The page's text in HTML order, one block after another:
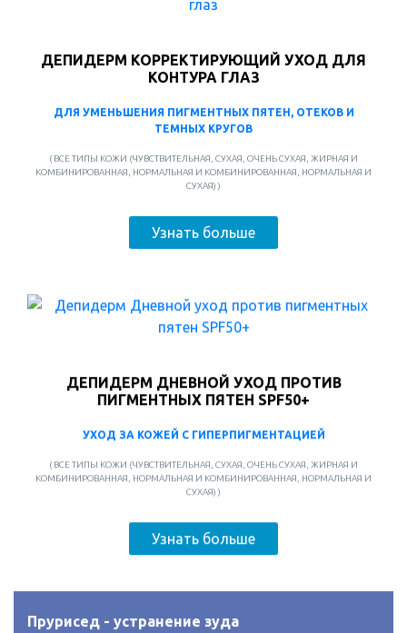
ДЕПИДЕРМ КОРРЕКТИРУЮЩИЙ УХОД ДЛЯ
КОНТУРА ГЛАЗ
ДЛЯ УМЕНЬШЕНИЯ ПИГМЕНТНЫХ ПЯТЕН, ОТЕКОВ И
ТЕМНЫХ КРУГОВ
( ВСЕ ТИПЫ КОЖИ (ЧУВСТВИТЕЛЬНАЯ, СУХАЯ, ОЧЕНЬ СУХАЯ, ЖИРНАЯ И
КОМБИНИРОВАННАЯ, НОРМАЛЬНАЯ И КОМБИНИРОВАННАЯ, НОРМАЛЬНАЯ И
СУХАЯ) )
Узнать больше
ДЕПИДЕРМ ДНЕВНОЙ УХОД ПРОТИВ
ПИГМЕНТНЫХ ПЯТЕН SPF50+
УХОД ЗА КОЖЕЙ С ГИПЕРПИГМЕНТАЦИЕЙ
( ВСЕ ТИПЫ КОЖИ (ЧУВСТВИТЕЛЬНАЯ, СУХАЯ, ОЧЕНЬ СУХАЯ, ЖИРНАЯ И
КОМБИНИРОВАННАЯ, НОРМАЛЬНАЯ И КОМБИНИРОВАННАЯ, НОРМАЛЬНАЯ И
СУХАЯ) )
Узнать больше
Прурисед - устранение зуда